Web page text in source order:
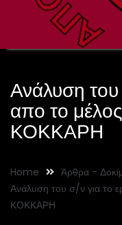
Ανάλυση του
απο το
ΚΟΚΚΑΡΗ
Home Άρθρα -
Ανάλυση του σ/ν για το
ΚΟΚΚΑΡΗ